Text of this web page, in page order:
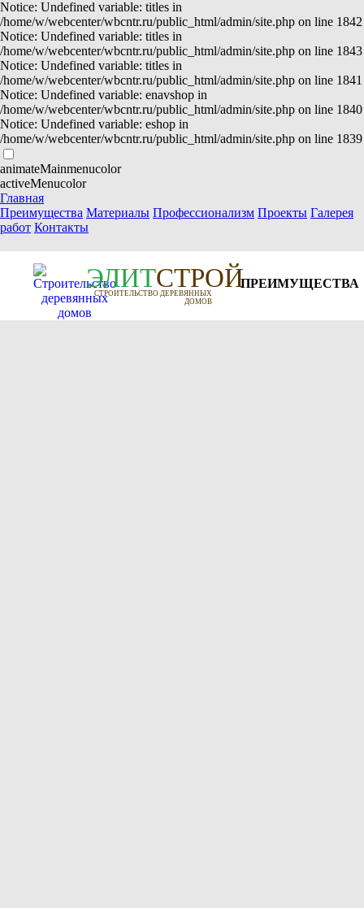
Notice: Undefined variable: titles in
/home/w/webcenter/wbcntr.ru/public_html/admin/site.php on line 1842
Notice: Undefined variable: titles in
/home/w/webcenter/wbcntr.ru/public_html/admin/site.php on line 1843
Notice: Undefined variable: titles in
/home/w/webcenter/wbcntr.ru/public_html/admin/site.php on line 1841
Notice: Undefined variable: enavshop in
/home/w/webcenter/wbcntr.ru/public_html/admin/site.php on line 1840
Notice: Undefined variable: eshop in
/home/w/webcenter/wbcntr.ru/public_html/admin/site.php on line 1839
animateMainmenucolor
activeMenucolor
Главная
Преимущества Материалы Профессионализм Проекты Галерея
работ Контакты
ЭЛИТСТРОЙ
СТРОИТЕЛЬСТВО ДЕРЕВЯННЫХ
ДОМОВ
ПРЕИМУЩЕСТВА